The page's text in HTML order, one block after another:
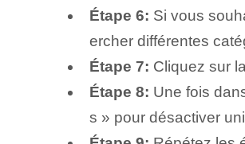
Étape 6: Si vous
ercher différentes
Étape 7: Cliquez sur
Étape 8: Une fois
s » pour désactiver